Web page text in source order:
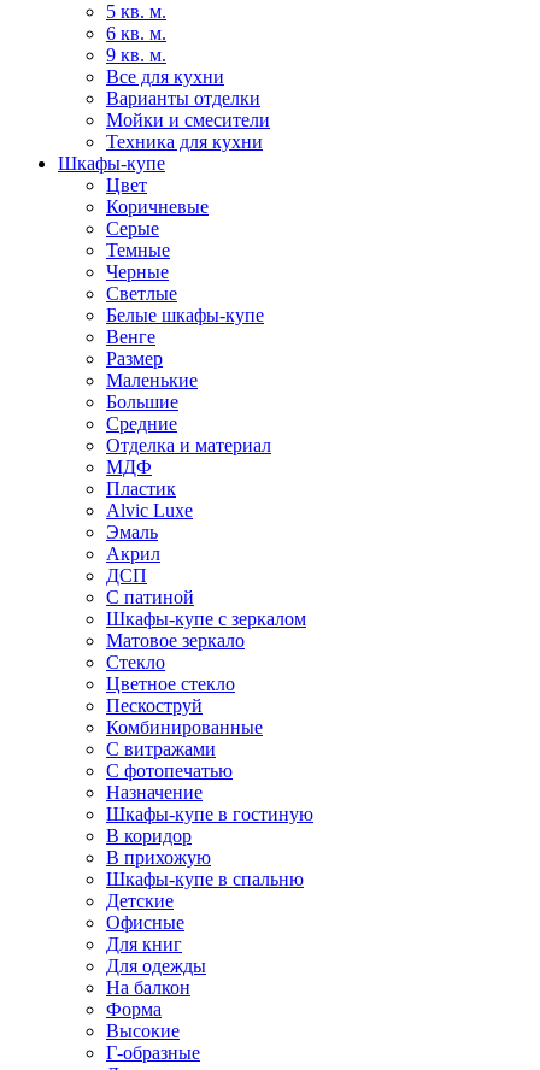
5 кв. м.
6 кв. м.
9 кв. м.
Все для кухни
Варианты отделки
Мойки и смесители
Техника для кухни
Шкафы-купе
Цвет
Коричневые
Серые
Темные
Черные
Светлые
Белые шкафы-купе
Венге
Размер
Маленькие
Большие
Средние
Отделка и материал
МДФ
Пластик
Alvic Luxe
Эмаль
Акрил
ДСП
С патиной
Шкафы-купе с зеркалом
Матовое зеркало
Стекло
Цветное стекло
Пескоструй
Комбинированные
С витражами
С фотопечатью
Назначение
Шкафы-купе в гостиную
В коридор
В прихожую
Шкафы-купе в спальню
Детские
Офисные
Для книг
Для одежды
На балкон
Форма
Высокие
Г-образные